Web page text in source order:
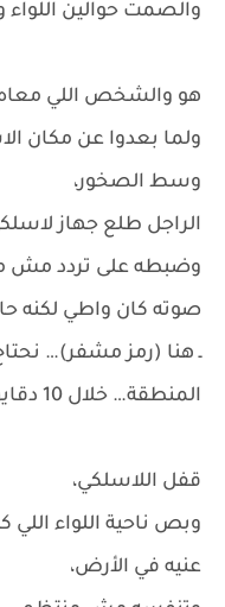
والصمت حوالين اللواء
هو والشخص اللي معاه
ولما بعدوا عن مكان
وسط الصخور،
الراجل طلع جهاز
وضبطه على تردد مش
صوته كان واطي لكنه
ـ هنا (رمز مشفر)…
المنطقة… خلال 10 دقايق، لازم نكون برا.
قفل اللاسلكي،
وبص ناحية اللواء اللي
عنيه في الأرض،